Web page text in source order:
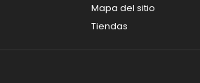
Mapa del sitio
Tiendas